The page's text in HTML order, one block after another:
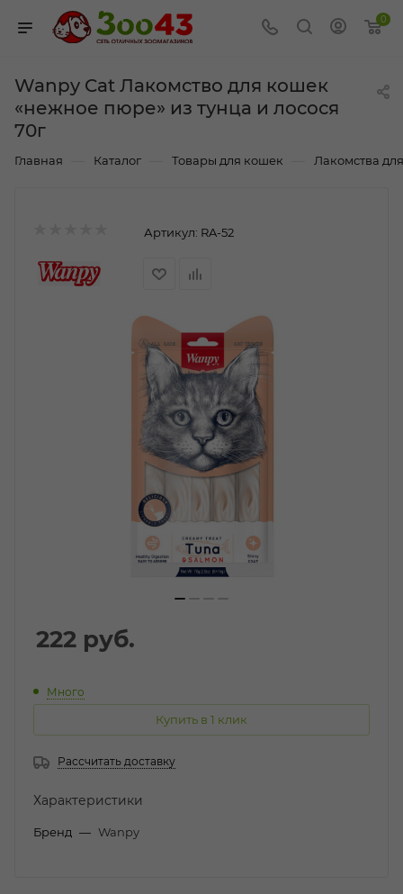
0
Wanpy Cat Лакомство для кошек
«нежное пюре» из тунца и лосося
70г
Главная Каталог Товары для кошек Лакомства
Артикул: RA-52
222 руб.
Много
Купить в 1 клик
Рассчитать доставку
Характеристики
Бренд — Wanpy